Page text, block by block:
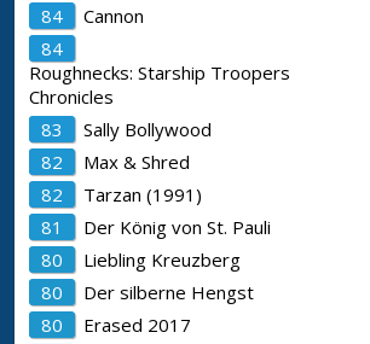
84
Cannon
84
Roughnecks: Starship Troopers
Chronicles
83
Sally Bollywood
82
Max & Shred
82
Tarzan (1991)
81
Der König von St. Pauli
80
Liebling Kreuzberg
80
Der silberne Hengst
80
Erased 2017